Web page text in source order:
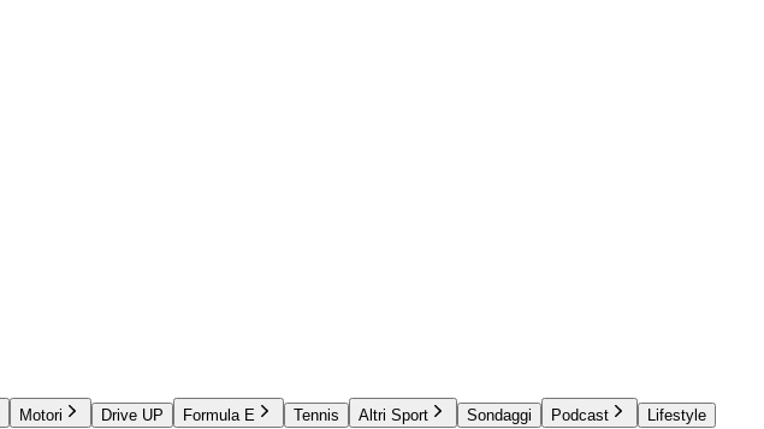
Motori Drive UP Formula E Tennis Altri Sport Sondaggi Podcast
Lifestyle